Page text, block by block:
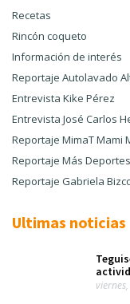
Recetas
Rincón coqueto
Información de interés
Reportaje Autolavado
Entrevista Kike Pérez
Entrevista José Carlos
Reportaje MimaT Mami
Reportaje Más
Reportaje Gabriela
Ultimas noticias